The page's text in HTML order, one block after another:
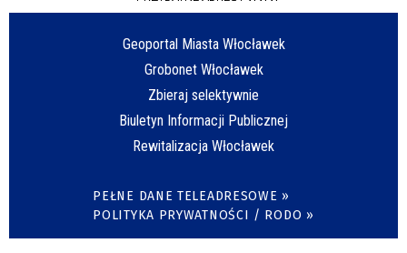
Geoportal Miasta Włocławek
Grobonet Włocławek
Zbieraj selektywnie
Biuletyn Informacji Publicznej
Rewitalizacja Włocławek
PEŁNE DANE TELEADRESOWE »
POLITYKA PRYWATNOŚCI / RODO »